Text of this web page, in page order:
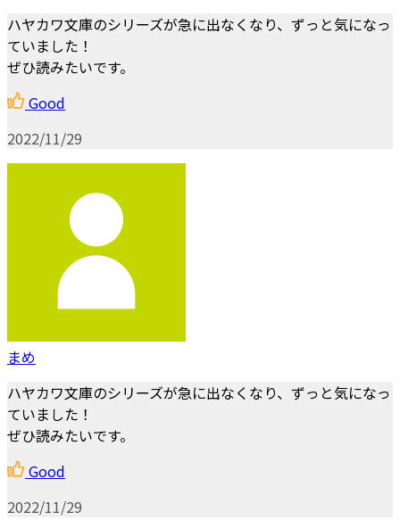
ハヤカワ文庫のシリーズが急に出なくなり、ずっと気になっ
ていました！
ぜひ読みたいです。
Good
2022/11/29
まめ
ハヤカワ文庫のシリーズが急に出なくなり、ずっと気になっ
ていました！
ぜひ読みたいです。
Good
2022/11/29